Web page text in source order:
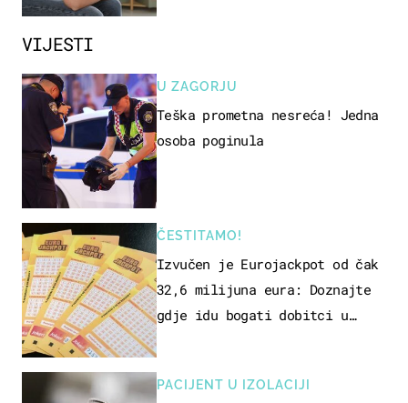
VIJESTI
U ZAGORJU
Teška prometna nesreća! Jedna
osoba poginula
ČESTITAMO!
Izvučen je Eurojackpot od čak
32,6 milijuna eura: Doznajte
gdje idu bogati dobitci u
PACIJENT U IZOLACIJI